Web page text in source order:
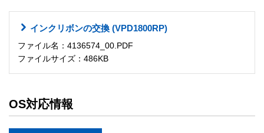
インクリボンの交換 (VPD1800RP)
ファイル名：4136574_00.PDF
ファイルサイズ：486KB
OS対応情報